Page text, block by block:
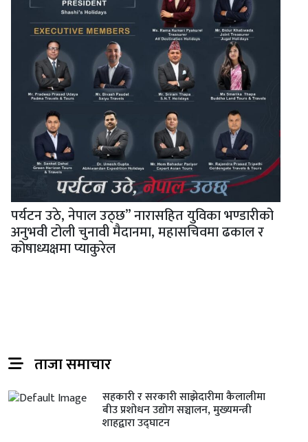
पर्यटन उठे, नेपाल उठ्छ” नारासहित युविका भण्डारीको
अनुभवी टोली चुनावी मैदानमा, महासचिवमा ढकाल र
कोषाध्यक्षमा प्याकुरेल
ताजा समाचार
सहकारी र सरकारी साझेदारीमा कैलालीमा
बीउ प्रशोधन उद्योग सञ्चालन, मुख्यमन्त्री
शाहद्वारा उद्घाटन